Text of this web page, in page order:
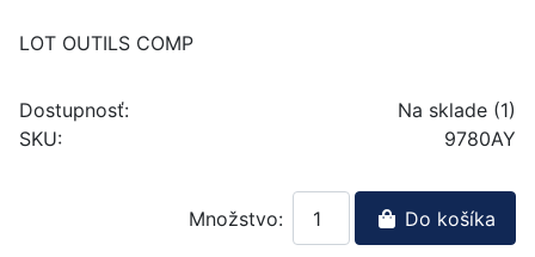
LOT OUTILS COMP
Dostupnosť:
Na sklade (1)
SKU:
9780AY
Množstvo: Do košíka